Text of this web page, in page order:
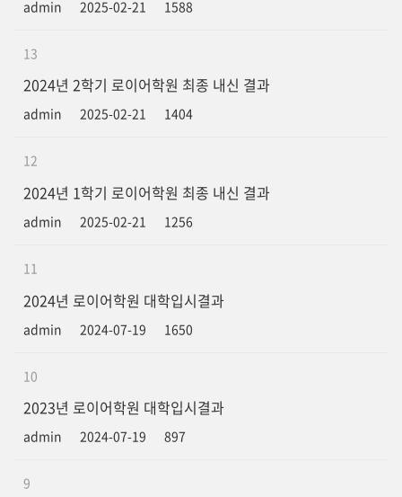
admin 2025-02-21 1588
13
2024년 2학기 로이어학원 최종 내신 결과
admin 2025-02-21 1404
12
2024년 1학기 로이어학원 최종 내신 결과
admin 2025-02-21 1256
11
2024년 로이어학원 대학입시결과
admin 2024-07-19 1650
10
2023년 로이어학원 대학입시결과
admin 2024-07-19 897
9